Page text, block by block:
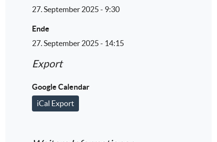
27. September 2025 - 9:30
Ende
27. September 2025 - 14:15
Export
Google Calendar
iCal Export